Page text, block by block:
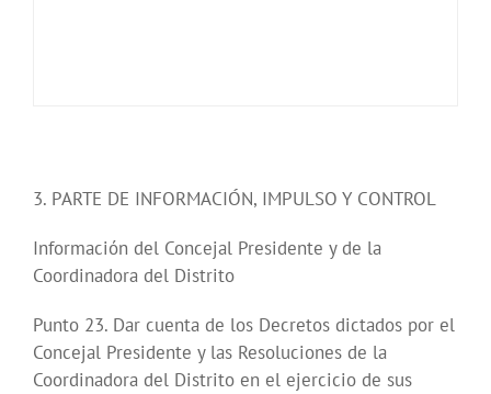
3. PARTE DE INFORMACIÓN, IMPULSO Y CONTROL
Información del Concejal Presidente y de la
Coordinadora del Distrito
Punto 23. Dar cuenta de los Decretos dictados por el
Concejal Presidente y las Resoluciones de la
Coordinadora del Distrito en el ejercicio de sus